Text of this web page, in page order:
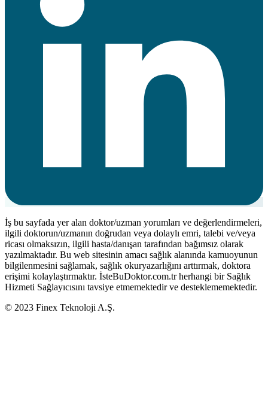
İş bu sayfada yer alan doktor/uzman yorumları ve değerlendirmeleri,
ilgili doktorun/uzmanın doğrudan veya dolaylı emri, talebi ve/veya
ricası olmaksızın, ilgili hasta/danışan tarafından bağımsız olarak
yazılmaktadır. Bu web sitesinin amacı sağlık alanında kamuoyunun
bilgilenmesini sağlamak, sağlık okuryazarlığını arttırmak, doktora
erişimi kolaylaştırmaktır. İsteBuDoktor.com.tr herhangi bir Sağlık
Hizmeti Sağlayıcısını tavsiye etmemektedir ve desteklememektedir.
© 2023 Finex Teknoloji A.Ş.